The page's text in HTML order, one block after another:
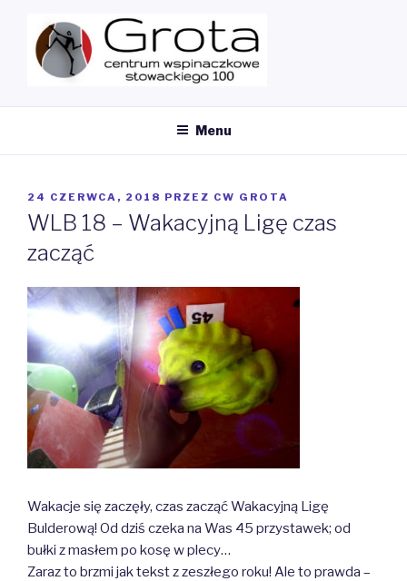
MY CMS
Menu
OPUBLIKOWANE
W
24 CZERWCA, 2018 PRZEZ CW GROTA
WLB 18 – Wakacyjną Ligę czas
zacząć
Wakacje się zaczęły, czas zacząć Wakacyjną Ligę
Bulderową! Od dziś czeka na Was 45 przystawek; od
bułki z masłem po kosę w plecy…
Zaraz to brzmi jak tekst z zeszłego roku! Ale to prawda –